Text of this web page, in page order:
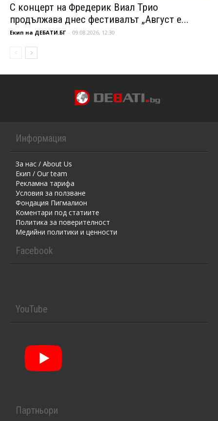
С концерт на Фредерик Виал Трио
продължава днес фестивалът „Август е...
Екип на ДЕБАТИ.БГ - 09.08.2026, 12:30
Информация
За нас / About Us
Екип / Our team
Рекламна тарифа
Условия за ползване
Фондация Пигмалион
Kоментaри под статиите
Политика за поверителност
Медийни политики и ценности
Facebook
YouTube
Партньори